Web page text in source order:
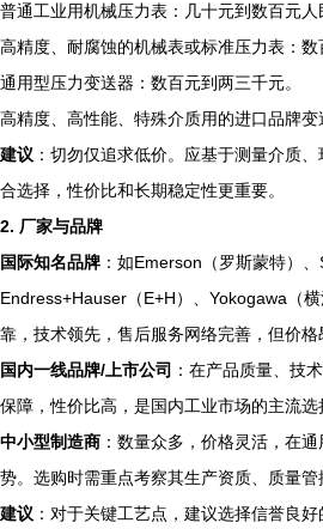
普通工业用机械压力表：几十元到数百元人
高精度、耐腐蚀的机械表或标准压力表：数
通用型压力变送器：数百元到两三千元。
高精度、高性能、特殊介质用的进口品牌变
建议 ：切勿仅追求低价。应基于测量介质
合选择，性价比和长期稳定性更重要。
2. 厂家与品牌
国际知名品牌 ：如Emerson（罗斯蒙特）
Endress+Hauser（E+H）、Yokogawa（
靠，技术领先，售后服务网络完善，但价格
国内一线品牌/上市公司 ：在产品质量、技
保障，性价比高，是国内工业市场的主流选
中小型制造商 ：数量众多，价格灵活，在
势。选购时需重点考察其生产资质、质量管
建议 ：对于关键工艺点，建议选择信誉良